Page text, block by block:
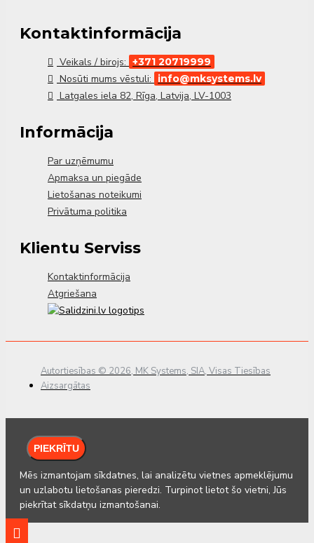
Kontaktinformācija
Veikals / birojs: +371 20719999
Nosūti mums vēstuli: info@mksystems.lv
Latgales iela 82, Rīga, Latvija, LV-1003
Informācija
Par uzņēmumu
Apmaksa un piegāde
Lietošanas noteikumi
Privātuma politika
Klientu Serviss
Kontaktinformācija
Atgriešana
Autortiesības © 2026, MK Systems, SIA, Visas Tiesības
Aizsargātas
PIEKRĪTU
Mēs izmantojam sīkdatnes, lai analizētu vietnes apmeklējumu
un uzlabotu lietošanas pieredzi. Turpinot lietot šo vietni, Jūs
piekrītat sīkdatņu izmantošanai.